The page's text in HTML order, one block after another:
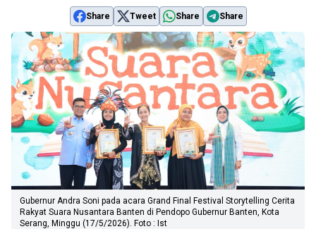
Share Tweet Share Share
Gubernur Andra Soni pada acara Grand Final Festival Storytelling Cerita
Rakyat Suara Nusantara Banten di Pendopo Gubernur Banten, Kota
Serang, Minggu (17/5/2026). Foto : Ist